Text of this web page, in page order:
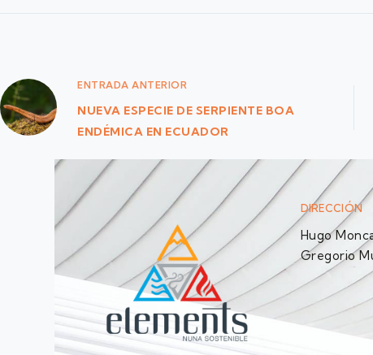
ENTRADA ANTERIOR
NUEVA ESPECIE DE SERPIENTE BOA
ENDÉMICA EN ECUADOR
DIRECCIÓN
Hugo
Gregorio